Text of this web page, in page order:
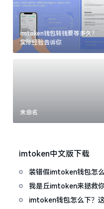
imtoken钱包转钱要等多久？
实际经验告诉你
未命名
imtoken中文版下载
装错假imtoken钱包怎
招能救急
我是丘imtoken来拯救
imtoken钱包怎么下？